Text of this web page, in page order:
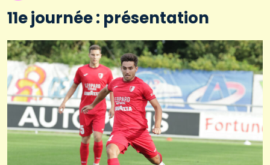
11e journée : présentation